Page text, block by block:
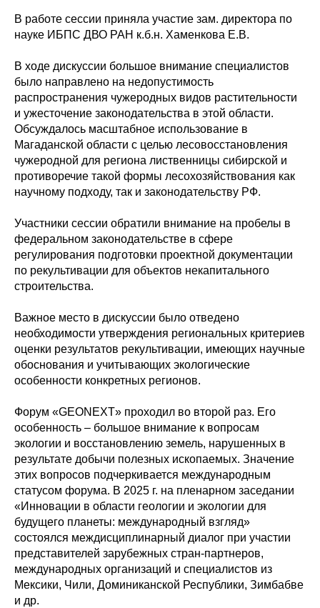
В работе сессии приняла участие зам. директора по
науке ИБПС ДВО РАН к.б.н. Хаменкова Е.В.
В ходе дискуссии большое внимание специалистов
было направлено на недопустимость
распространения чужеродных видов растительности
и ужесточение законодательства в этой области.
Обсуждалось масштабное использование в
Магаданской области с целью лесовосстановления
чужеродной для региона лиственницы сибирской и
противоречие такой формы лесохозяйствования как
научному подходу, так и законодательству РФ.
Участники сессии обратили внимание на пробелы в
федеральном законодательстве в сфере
регулирования подготовки проектной документации
по рекультивации для объектов некапитального
строительства.
Важное место в дискуссии было отведено
необходимости утверждения региональных критериев
оценки результатов рекультивации, имеющих научные
обоснования и учитывающих экологические
особенности конкретных регионов.
Форум «GEONEXT» проходил во второй раз. Его
особенность – большое внимание к вопросам
экологии и восстановлению земель, нарушенных в
результате добычи полезных ископаемых. Значение
этих вопросов подчеркивается международным
статусом форума. В 2025 г. на пленарном заседании
«Инновации в области геологии и экологии для
будущего планеты: международный взгляд»
состоялся междисциплинарный диалог при участии
представителей зарубежных стран-партнеров,
международных организаций и специалистов из
Мексики, Чили, Доминиканской Республики, Зимбабве
и др.